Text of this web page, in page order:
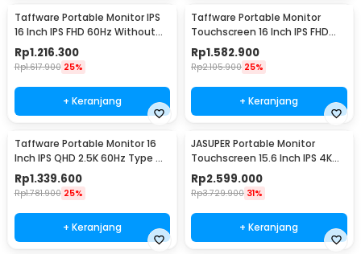
Taffware Portable Monitor IPS
16 Inch IPS FHD 60Hz Without
Touchscreen - 1600XTS
Rp1.216.300
Rp1.617.900 25%
+ Keranjang
Taffware Portable Monitor
Touchscreen 16 Inch IPS FHD
60Hz Type C - 1600XTS
Rp1.582.900
Rp2.105.900 25%
+ Keranjang
Taffware Portable Monitor 16
Inch IPS QHD 2.5K 60Hz Type C
Mini HDMI - 1600XTS
Rp1.339.600
Rp1.781.900 25%
+ Keranjang
JASUPER Portable Monitor
Touchscreen 15.6 Inch IPS 4K
60Hz Type C - XW-660
Rp2.599.000
Rp3.729.900 31%
+ Keranjang